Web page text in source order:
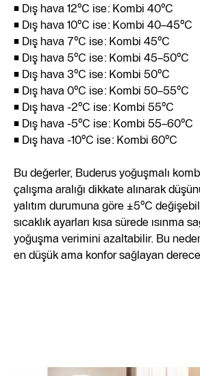
• Dış hava 12°C ise: Kombi 40°C
• Dış hava 10°C ise: Kombi 40–45°C
• Dış hava 7°C ise: Kombi 45°C
• Dış hava 5°C ise: Kombi 45–50°C
• Dış hava 3°C ise: Kombi 50°C
• Dış hava 0°C ise: Kombi 50–55°C
• Dış hava -2°C ise: Kombi 55°C
• Dış hava -5°C ise: Kombi 55–60°C
• Dış hava -10°C ise: Kombi 60°C
Bu değerler, Buderus yoğuşmalı
çalışma aralığı dikkate alınarak
yalıtım durumuna göre ±5°C
sıcaklık ayarları kısa sürede ısınma
yoğuşma verimini azaltabilir. Bu
en düşük ama konfor sağlayan